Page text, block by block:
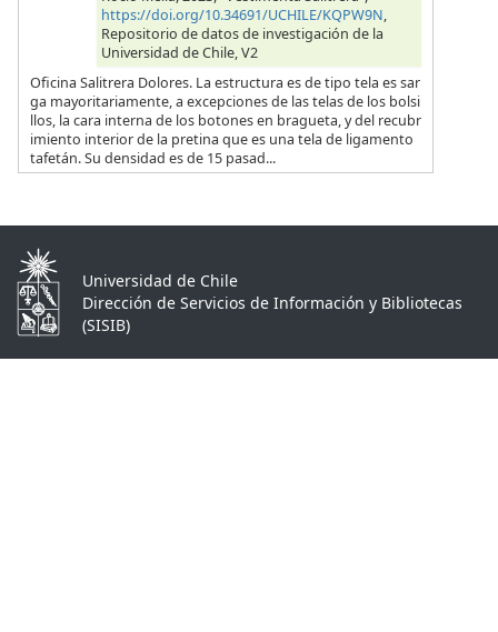
https://doi.org/10.34691/UCHILE/KQPW9N,
Repositorio de datos de investigación de la
Universidad de Chile, V2
Oficina Salitrera Dolores. La estructura es de tipo tela es sar
ga mayoritariamente, a excepciones de las telas de los bolsi
llos, la cara interna de los botones en bragueta, y del recubr
imiento interior de la pretina que es una tela de ligamento
tafetán. Su densidad es de 15 pasad...
Universidad de Chile
Dirección de Servicios de Información y Bibliotecas
(SISIB)